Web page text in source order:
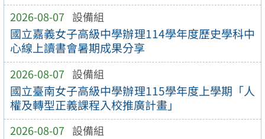
2026-08-07 設備組
國立嘉義女子高級中學辦理114學年度歷史學科中
心線上讀書會暑期成果分享
2026-08-07 設備組
國立臺南女子高級中學辦理115學年度上學期「人
權及轉型正義課程入校推廣計畫」
2026-08-07 設備組